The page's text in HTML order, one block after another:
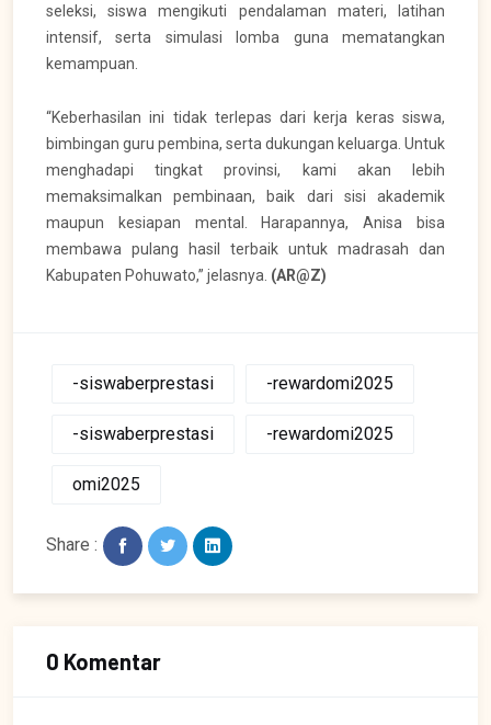
seleksi, siswa mengikuti pendalaman materi, latihan
intensif, serta simulasi lomba guna mematangkan
kemampuan.
“Keberhasilan ini tidak terlepas dari kerja keras siswa,
bimbingan guru pembina, serta dukungan keluarga. Untuk
menghadapi tingkat provinsi, kami akan lebih
memaksimalkan pembinaan, baik dari sisi akademik
maupun kesiapan mental. Harapannya, Anisa bisa
membawa pulang hasil terbaik untuk madrasah dan
Kabupaten Pohuwato,” jelasnya. (AR@Z)
-siswaberprestasi -rewardomi2025
-siswaberprestasi -rewardomi2025
omi2025
Share :
0 Komentar